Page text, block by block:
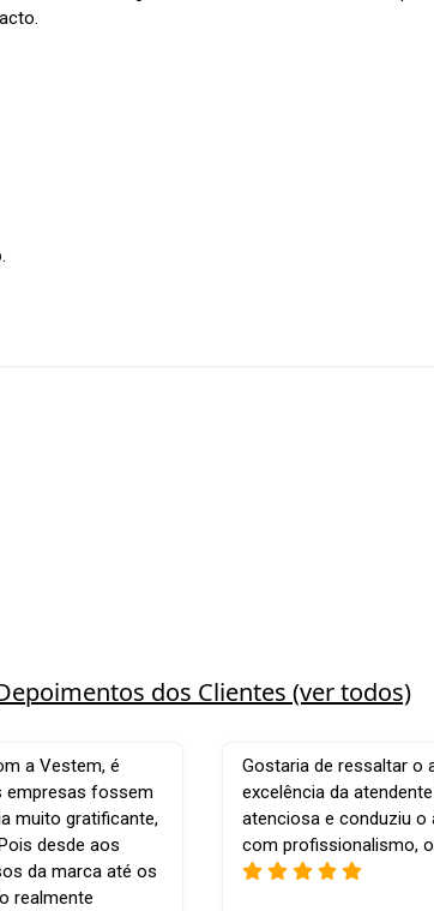
dos Clientes (ver todos)
a Vestem, é
empresas fossem
muito gratificante,
desde aos
da marca até os
realmente
Gostaria de ressaltar o
excelência da
atenciosa e conduziu o
com profissionalismo,